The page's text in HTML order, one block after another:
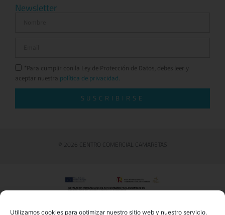
Utilizamos cookies para optimizar nuestro sitio web y nuestro servicio.
Newsletter
*Para cumplir con la Ley de Protección de Datos, debes leer y
aceptar nuestra política de privacidad.
SUSCRIBIRSE
© 2026 CENTRO COMERCIAL CAMARETAS